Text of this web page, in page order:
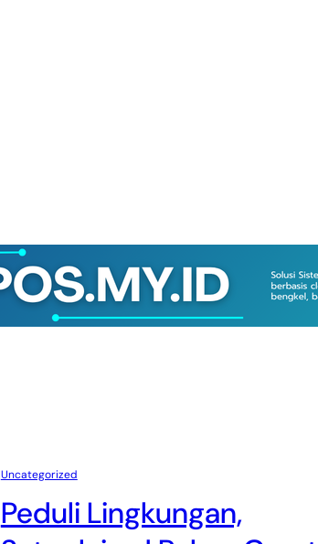
Uncategorized
Peduli Lingkungan,